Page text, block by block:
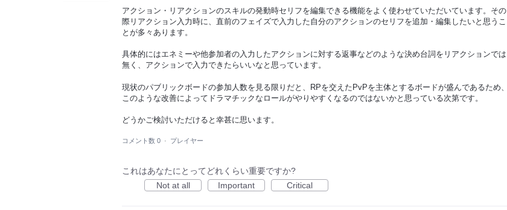
アクション・リアクションのスキルの発動時セリフを編集できる機能をよく使わせていただいています。その
際リアクション入力時に、直前のフェイズで入力した自分のアクションのセリフを追加・編集したいと思うこ
とが多々あります。
具体的にはエネミーや他参加者の入力したアクションに対する返事などのような決め台詞をリアクションでは
無く、アクションで入力できたらいいなと思っています。
現状のパブリックボードの参加人数を見る限りだと、RPを交えたPvPを主体とするボードが盛んであるため、
このような改善によってドラマチックなロールがやりやすくなるのではないかと思っている次第です。
どうかご検討いただけると幸甚に思います。
コメント数 0 · プレイヤー
これはあなたにとってどれくらい重要ですか?
Not at all
Important Critical